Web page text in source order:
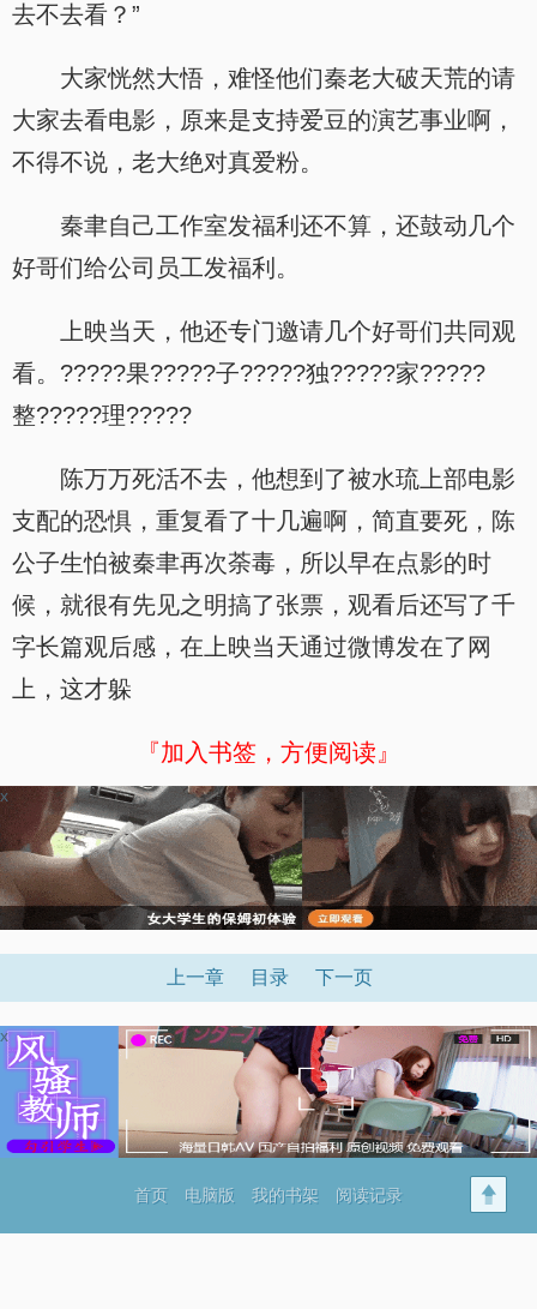
去不去看？”
大家恍然大悟，难怪他们秦老大破天荒的请
大家去看电影，原来是支持爱豆的演艺事业啊，
不得不说，老大绝对真爱粉。
秦聿自己工作室发福利还不算，还鼓动几个
好哥们给公司员工发福利。
上映当天，他还专门邀请几个好哥们共同观
看。?????果?????子?????独?????家?????
整?????理?????
陈万万死活不去，他想到了被水琉上部电影
支配的恐惧，重复看了十几遍啊，简直要死，陈
公子生怕被秦聿再次荼毒，所以早在点影的时
候，就很有先见之明搞了张票，观看后还写了千
字长篇观后感，在上映当天通过微博发在了网
上，这才躲
『加入书签，方便阅读』
x
上一章 目录 下一页
x
首页 电脑版 我的书架 阅读记录